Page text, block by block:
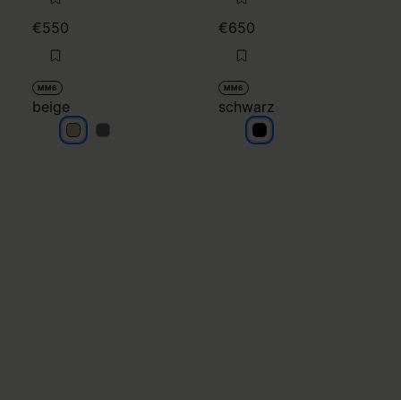
€550
MM6
beige
beigebeige
€650
MM6
schwarz
schwarz